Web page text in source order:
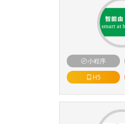
小程序
H5